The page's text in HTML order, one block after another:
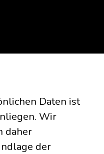
Daten ist
Wir
daher
der